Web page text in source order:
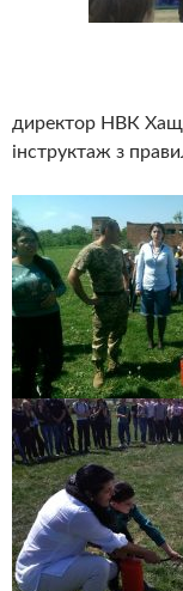
директор НВК
інструктаж з